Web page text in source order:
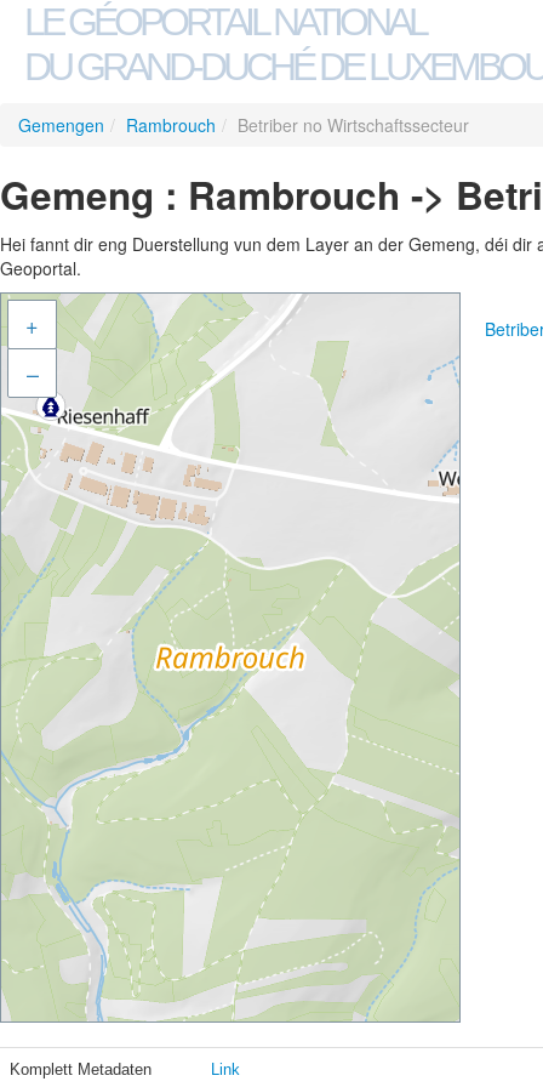
LE GÉOPORTAIL NATIONAL
DU GRAND-DUCHÉ DE
Gemengen / Rambrouch / Betriber no Wirtschaftssecteur
Gemeng : Rambrouch ->
Hei fannt dir eng Duerstellung vun dem Layer an der Gemeng, déi
Geoportal.
+
–
Komplett Metadaten Link